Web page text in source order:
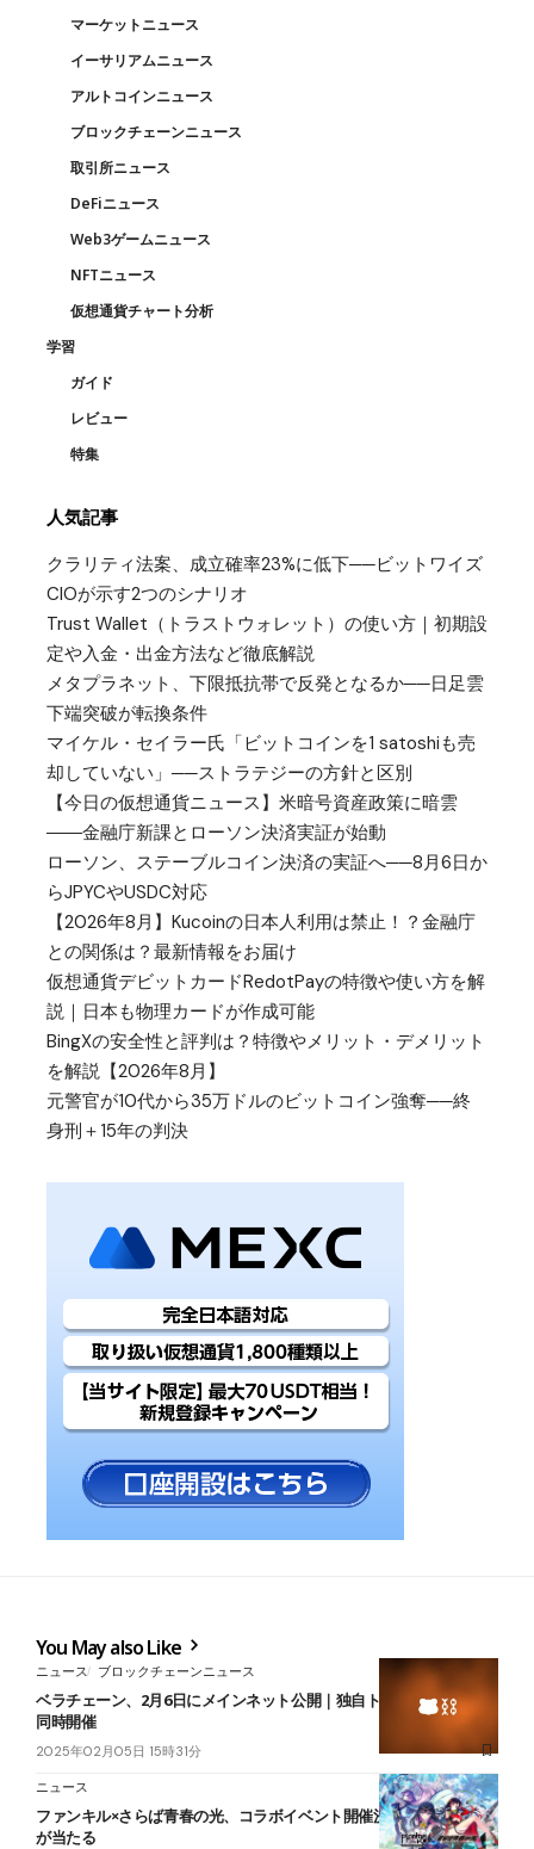
マーケットニュース
イーサリアムニュース
アルトコインニュース
ブロックチェーンニュース
取引所ニュース
DeFiニュース
Web3ゲームニュース
NFTニュース
仮想通貨チャート分析
学習
ガイド
レビュー
特集
人気記事
クラリティ法案、成立確率23%に低下──ビットワイズ
CIOが示す2つのシナリオ
Trust Wallet（トラストウォレット）の使い方｜初期設
定や入金・出金方法など徹底解説
メタプラネット、下限抵抗帯で反発となるか──日足雲
下端突破が転換条件
マイケル・セイラー氏「ビットコインを1 satoshiも売
却していない」──ストラテジーの方針と区別
【今日の仮想通貨ニュース】米暗号資産政策に暗雲
――金融庁新課とローソン決済実証が始動
ローソン、ステーブルコイン決済の実証へ──8月6日か
らJPYCやUSDC対応
【2026年8月】Kucoinの日本人利用は禁止！？金融庁
との関係は？最新情報をお届け
仮想通貨デビットカードRedotPayの特徴や使い方を解
説｜日本も物理カードが作成可能
BingXの安全性と評判は？特徴やメリット・デメリット
を解説【2026年8月】
元警官が10代から35万ドルのビットコイン強奪──終
身刑＋15年の判決
You May also Like
ニュース ブロックチェーンニュース
ベラチェーン、2月6日にメインネット公開｜独自トークンのTGEも
同時開催
2025年02月05日 15時31分
ニュース
ファンキル×さらば青春の光、コラボイベント開催決定｜限定キャラ
が当たる